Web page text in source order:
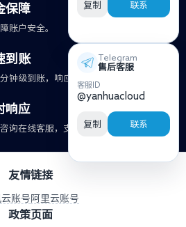
保障
账户安全。
到账
钟级到账，响应更及时。
响应
询在线客服，支持快速处理。
友情链接
账号 阿里云账号
政策页面
复制 联系
Telegram
售后客服
客服ID
@yanhuacloud
复制 联系